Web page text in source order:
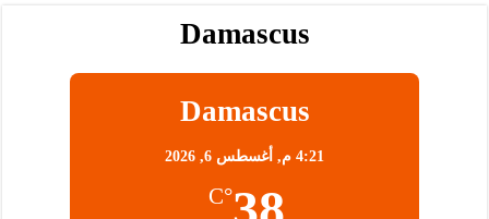
Damascus
Damascus
4:21 م, أغسطس 6, 2026
°C